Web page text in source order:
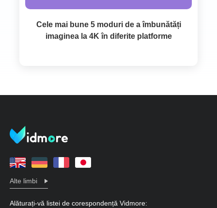
Cele mai bune 5 moduri de a îmbunătăți
imaginea la 4K în diferite platforme
Alte limbi
Alăturați-vă listei de corespondență Vidmore: